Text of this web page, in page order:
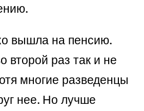
вышла на пенсию.
второй раз так и не
многие разведенцы
нее. Но лучше